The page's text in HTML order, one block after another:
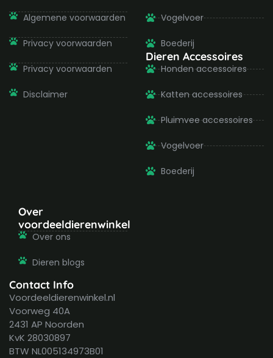
Algemene voorwaarden
Privacy voorwaarden
Privacy voorwaarden
Disclaimer
Vogelvoer
Boederij
Dieren Accessoires
Honden accessoires
Katten accessoires
Pluimvee accessoires
Vogelvoer
Boederij
Over
voordeeldierenwinkel
Over ons
Dieren blogs
Contact Info
Voordeeldierenwinkel.nl
Voorweg 40A
2431 AP Noorden
KvK 28030897
BTW NL005134973B01